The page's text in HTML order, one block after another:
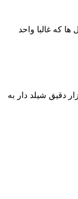
که غالبا واحد
دقیق شیلد دار به